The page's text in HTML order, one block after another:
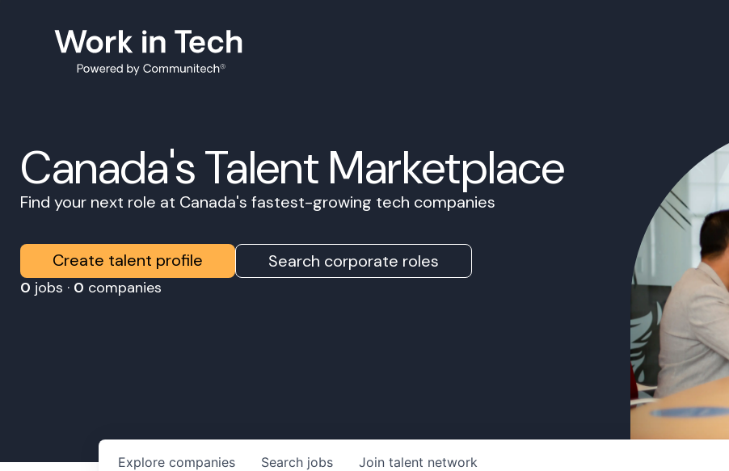
Canada's Talent Marketplace
Find your next role at Canada's fastest-growing tech companies
Create talent profile Search corporate roles
0 jobs · 0 companies
Search jobs
Explore companies Join talent network